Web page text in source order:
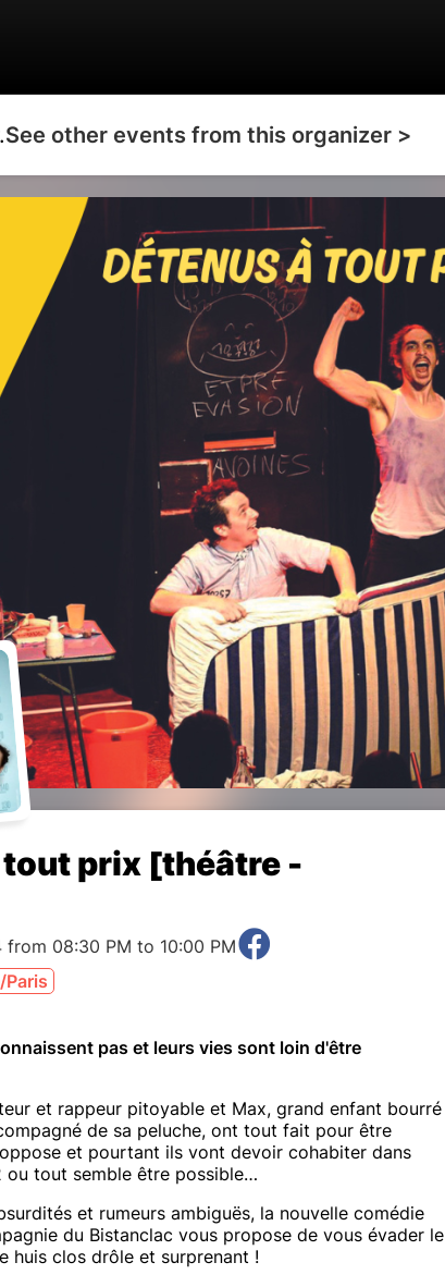
See other events from this organizer >
tout prix [théâtre -
08:30 PM to 10:00 PM
Paris
pas et leurs vies sont loin d'être
et rappeur pitoyable et Max, grand enfant bourré
de sa peluche, ont tout fait pour être
et pourtant ils vont devoir cohabiter dans
ou tout semble être possible…
et rumeurs ambiguës, la nouvelle comédie
du Bistanclac vous propose de vous évader le
huis clos drôle et surprenant !